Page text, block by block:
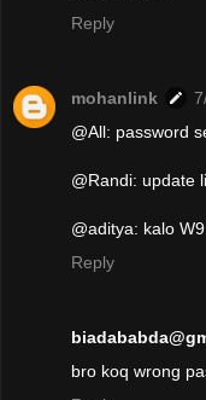
Reply
mohanlink
@All: password
@Randi: update
@aditya: kalo
Reply
bro koq wrong